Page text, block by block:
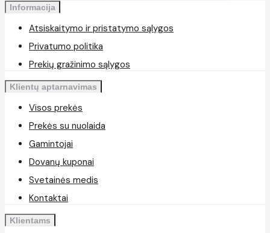
Informacija
Atsiskaitymo ir pristatymo sąlygos
Privatumo politika
Prekių gražinimo sąlygos
Klientų aptarnavimas
Visos prekės
Prekės su nuolaida
Gamintojai
Dovanų kuponai
Svetainės medis
Kontaktai
Klientams